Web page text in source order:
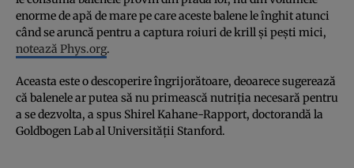
enorme de apă de mare pe care aceste balene le înghit atunci
când se aruncă pentru a captura roiuri de krill și pești mici,
notează Phys.org.
Aceasta este o descoperire îngrijorătoare, deoarece sugerează
că balenele ar putea să nu primească nutriția necesară pentru
a se dezvolta, a spus Shirel Kahane-Rapport, doctorandă la
Goldbogen Lab al Universității Stanford.